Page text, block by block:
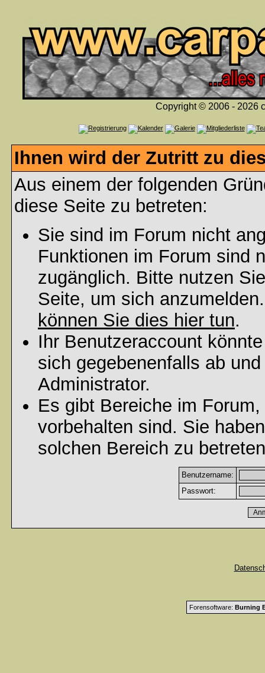
Copyright © 2006 - 2026
Ihnen wird der Zutritt zu
Aus einem der folgenden
diese Seite zu betreten:
Sie sind im Forum nicht
Funktionen im Forum sind
zugänglich. Bitte nutzen
Seite, um sich
können Sie dies hier tun.
Ihr Benutzeraccount
sich gegebenenfalls ab
Administrator.
Es gibt Bereiche im
vorbehalten sind. Sie
solchen Bereich zu
Benutzername:
Passwort:
Forensoftware: Burning